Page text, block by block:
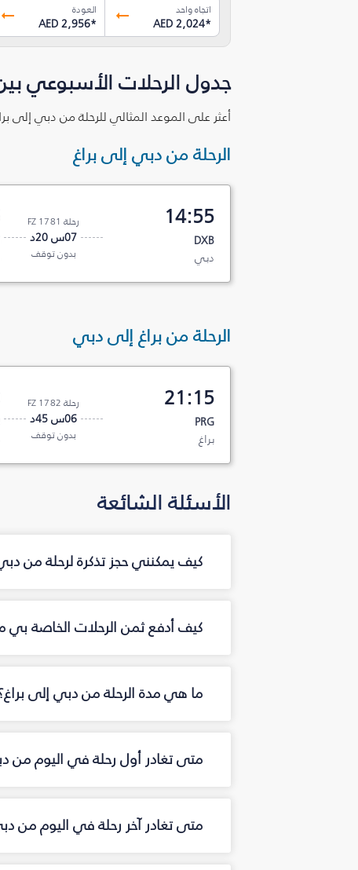
اتجاه واحد
AED 2,024*
العودة
AED 2,956*
جدول الرحلات الأسبوعي
أعثر على الموعد المثالي للرحلة من دبي إلى
الرحلة من دبي إلى براغ
14:55
DXB
دبي
رحلة FZ 1781
07س 20د
بدون توقف
الرحلة من براغ إلى دبي
21:15
PRG
براغ
رحلة FZ 1782
06س 45د
بدون توقف
الأسئلة الشائعة
كيف يمكنني حجز تذكرة لرحلة من
كيف أدفع ثمن الرحلات الخاصة بي
ما هي مدة الرحلة من دبي إلى
متى تغادر أول رحلة في اليوم من
متى تغادر آخر رحلة في اليوم من